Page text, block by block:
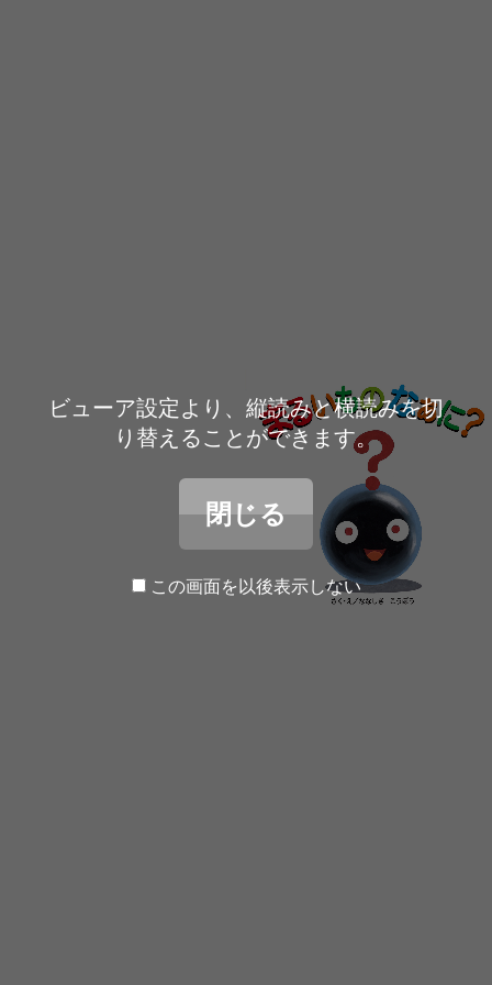
ビューア設定より、縦読みと横読みを切
り替えることができます。
閉じる
この画面を以後表示しない